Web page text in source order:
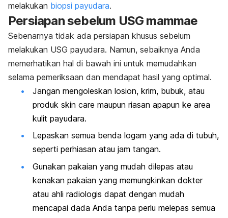
melakukan biopsi payudara.
Persiapan sebelum USG mammae
Sebenarnya tidak ada persiapan khusus sebelum
melakukan USG payudara. Namun, sebaiknya Anda
memerhatikan hal di bawah ini untuk memudahkan
selama pemeriksaan dan mendapat hasil yang optimal.
Jangan mengoleskan losion, krim, bubuk, atau
produk skin care maupun riasan apapun ke area
kulit payudara.
Lepaskan semua benda logam yang ada di tubuh,
seperti perhiasan atau jam tangan.
Gunakan pakaian yang mudah dilepas atau
kenakan pakaian yang memungkinkan dokter
atau ahli radiologis dapat dengan mudah
mencapai dada Anda tanpa perlu melepas semua